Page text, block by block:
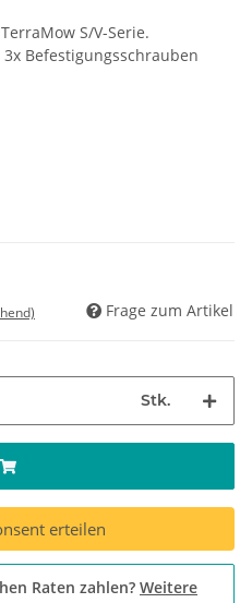
S/V-Serie.
Befestigungsschrauben
Frage zum Artikel
Stk.
erteilen
Raten zahlen? Weitere